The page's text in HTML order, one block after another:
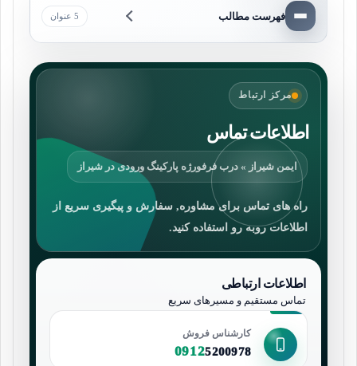
فهرست مطالب 5 عنوان
مرکز ارتباط
اطلاعات تماس
ایمن شیراز » درب فرفورژه پارکینگ ورودی در شیراز
راه های تماس برای مشاوره, سفارش و پیگیری سریع از
اطلاعات روبه رو استفاده کنید.
اطلاعات ارتباطی
تماس مستقیم و مسیرهای سریع
کارشناس فروش
09125200978